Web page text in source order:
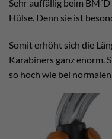
Sehr auffällig beim
Hülse. Denn sie ist
Somit erhöht sich die
Karabiners ganz enorm.
so hoch wie bei